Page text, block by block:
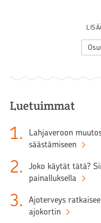
Luetuimmat
1.
Lahjaveroon
säästämiseen
2.
Joko käytät tätä?
painalluksella
3.
Ajoterveys
ajokortin